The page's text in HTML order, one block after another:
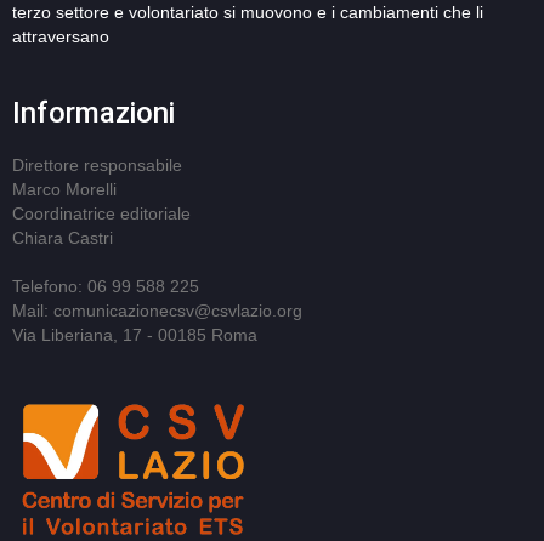
terzo settore e volontariato si muovono e i cambiamenti che li
attraversano
Informazioni
Direttore responsabile
Marco Morelli
Coordinatrice editoriale
Chiara Castri
Telefono: 06 99 588 225
Mail: comunicazionecsv@csvlazio.org
Via Liberiana, 17 - 00185 Roma